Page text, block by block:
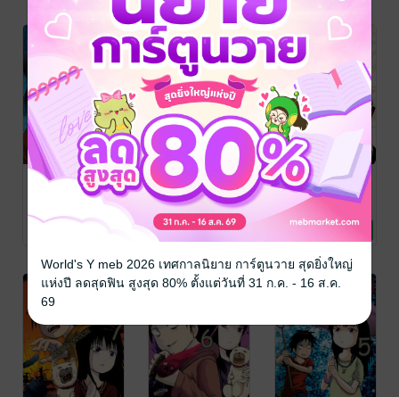
Publishing
Publishing
Publishing
DERO DERO
เดโระเดโระ ผี
แบบนี้ก็มีด้วย
10
OSHIKIRI/
การ์ตูนทั่วไป
DERO DERO
เดโระเดโระ ผี
แบบนี้ก็มีด้วย 9
RENSUKE
OSHIKIRI/
Bongkoch
Publishing
การ์ตูนทั่วไป
2 Rating
DERO DERO
เดโระเดโระ ผี
แบบนี้ก็มีด้วย 8
RENSUKE
OSHIKIRI/
Bongkoch
Publishing
การ์ตูนทั่วไป
World's Y meb 2026 เทศกาลนิยาย การ์ตูนวาย สุดยิ่งใหญ่
แห่งปี ลดสุดฟิน สูงสุด 80% ตั้งแต่วันที่ 31 ก.ค. - 16 ส.ค.
69